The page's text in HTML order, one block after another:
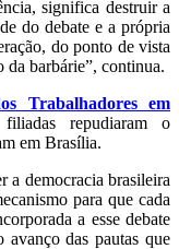
significa destruir a
do debate e a própria
do ponto de vista
da barbárie”, continua.
Trabalhadores em
repudiaram o
em Brasília.
a democracia brasileira
para que cada
a esse debate
das pautas que